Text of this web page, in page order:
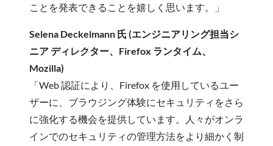
ことを発表できることを嬉しく思います。」
Selena Deckelmann 氏 (エンジニアリング担当シ
ニア ディレクター、Firefox ランタイム、
Mozilla)
「Web 認証により、Firefox を使用しているユー
ザーに、ブラウジング体験にセキュリティをさら
に強化する機会を提供しています。人々がオンラ
インでのセキュリティの管理方法をより細かく制